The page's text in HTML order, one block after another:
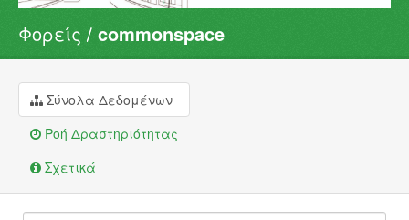
Σύνολα Δεδομένων
Φορείς
Ομάδες
Σχετικά
Φορείς commonspace
Σύνολα Δεδομένων
Ροή Δραστηριότητας
Σχετικά